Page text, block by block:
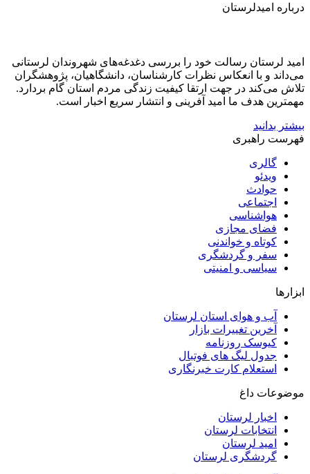
درباره امیدلرستان
امید لرستان رسالت خود را بررسی دغدغه‌های شهروندان لرستانی
می‌داند و با انعکاس نظرات کارشناسان، دانشگاهیان، پژوهشگران
تلاش می‌کند در جهت ارتقا کیفیت زندگی مردم استان گام بردارد.
مهمترین هدف ما امید آفرینی و انتشار سریع اخبار است.
بیشتر بدانید
فهرست راهبری
گالری
ویدئو
حوادث
اجتماعی
هواشناسی
فضای مجازی
کوتاه و خواندنی
سفر و گردشگری
سیاسی و امنیتی
ابزارها
آب و هوای استان لرستان
آخرین تغییرات بازار
کیوسک روزنامه
جدول لیگ های فوتبال
استعلام کارت خبرنگاری
موضوعات داغ
اخبار لرستان
انتخابات لرستان
امید لرستان
گردشگری لرستان